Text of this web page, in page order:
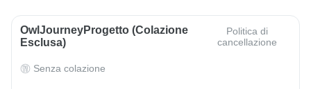
OwlJourneyProgetto (colazione
Esclusa)
Politica di
cancellazione
Senza colazione